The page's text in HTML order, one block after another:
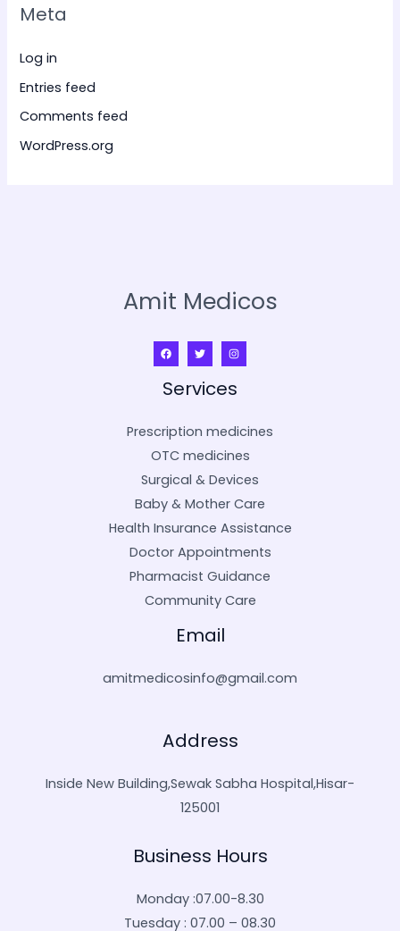
Meta
Log in
Entries feed
Comments feed
WordPress.org
Amit Medicos
Services
Prescription medicines
OTC medicines
Surgical & Devices
Baby & Mother Care
Health Insurance Assistance
Doctor Appointments
Pharmacist Guidance
Community Care
Email
amitmedicosinfo@gmail.com
Address
Inside New Building,Sewak Sabha Hospital,Hisar-
125001
Business Hours
Monday :07.00-8.30
Tuesday : 07.00 – 08.30